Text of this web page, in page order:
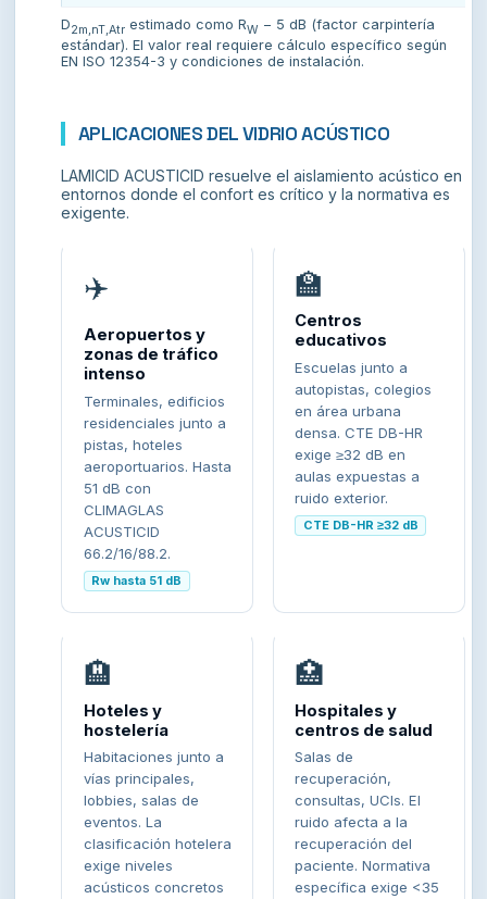
D2m,nT,Atr estimado como RW − 5 dB (factor carpintería
estándar). El valor real requiere cálculo específico según
EN ISO 12354-3 y condiciones de instalación.
APLICACIONES DEL VIDRIO ACÚSTICO
LAMICID ACUSTICID resuelve el aislamiento acústico en
entornos donde el confort es crítico y la normativa es
exigente.
✈️
Aeropuertos y
zonas de tráfico
intenso
Terminales, edificios
residenciales junto a
pistas, hoteles
aeroportuarios. Hasta
51 dB con
CLIMAGLAS
ACUSTICID
66.2/16/88.2.
Rw hasta 51 dB
🏫
Centros
educativos
Escuelas junto a
autopistas, colegios
en área urbana
densa. CTE DB-HR
exige ≥32 dB en
aulas expuestas a
ruido exterior.
CTE DB-HR ≥32 dB
🏨
Hoteles y
hostelería
Habitaciones junto a
vías principales,
lobbies, salas de
eventos. La
clasificación hotelera
exige niveles
acústicos concretos
🏥
Hospitales y
centros de salud
Salas de
recuperación,
consultas, UCIs. El
ruido afecta a la
recuperación del
paciente. Normativa
específica exige <35